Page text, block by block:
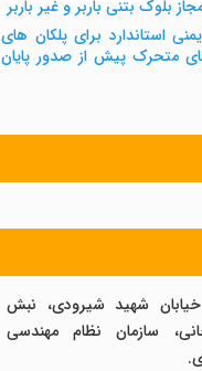
بلوک بتنی باربر و غیر باربر
استاندارد برای پلکان های
متحرک پیش از صدور پایان
شماره 1: خیابان شهید شیرودی، نبش
سازمان نظام مهندسی